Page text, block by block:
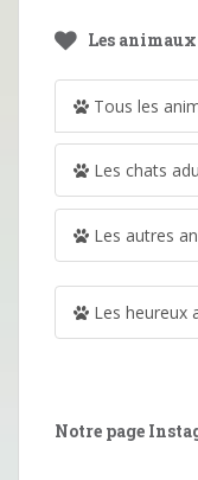
Les
Tous les
Les chats
Les autres
Les heureux
Notre page